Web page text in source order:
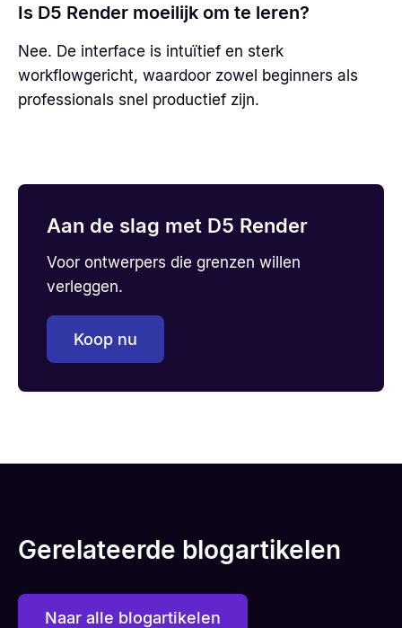
Is D5 Render moeilijk om te leren?
Nee. De interface is intuïtief en sterk
workflowgericht, waardoor zowel beginners als
professionals snel productief zijn.
Aan de slag met D5 Render
Voor ontwerpers die grenzen willen
verleggen.
Koop nu
Gerelateerde blogartikelen
Naar alle blogartikelen